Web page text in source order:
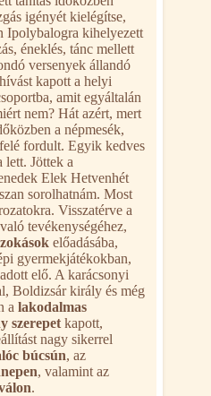
igényét kielégítse,
Ipolybalogra kihelyezett
éneklés, tánc mellett
versenyek állandó
kapott a helyi
amit egyáltalán
nem? Hát azért, mert
a népmesék,
fordult. Egyik kedves
lett. Jöttek a
Elek Hetvenhét
sorolhatnám. Most
Visszatérve a
tevékenységéhez,
előadásába,
gyermekjátékokban,
elő. A karácsonyi
Boldizsár király és még
a lakodalmas
szerepet kapott,
nagy sikerrel
búcsún, az
, valamint az
.